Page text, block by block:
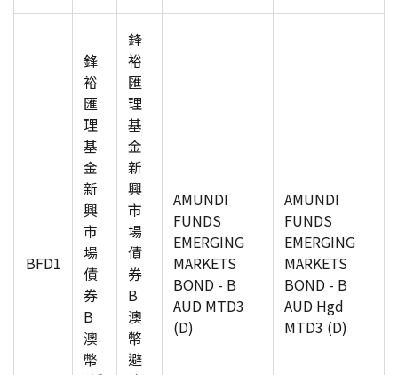
BFD1
鋒
裕
匯
理
基
金
新
興
市
場
債
券
B
澳
幣
鋒
裕
匯
理
基
金
新
興
市
場
債
券
B
澳
幣
避
AMUNDI
FUNDS
EMERGING
MARKETS
BOND - B
AUD MTD3
(D)
AMUNDI
FUNDS
EMERGING
MARKETS
BOND - B
AUD Hgd
MTD3 (D)